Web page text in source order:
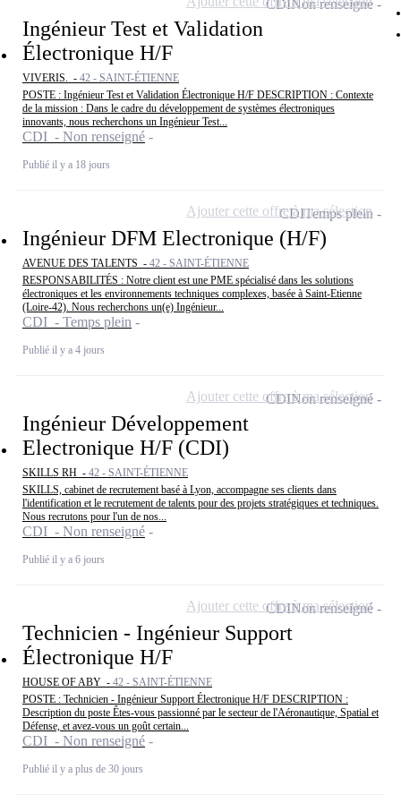
Ingénieur Test et Validation
Électronique H/F
VIVERIS. - 42 - SAINT-ÉTIENNE
POSTE : Ingénieur Test et Validation Électronique H/F DESCRIPTION : Contexte
de la mission : Dans le cadre du développement de systèmes électroniques
innovants, nous recherchons un Ingénieur Test...
CDI - Non renseigné
Publié il y a 18 jours
CDINon renseigné
Ingénieur DFM Electronique (H/F)
AVENUE DES TALENTS - 42 - SAINT-ÉTIENNE
RESPONSABILITÉS : Notre client est une PME spécialisé dans les solutions
électroniques et les environnements techniques complexes, basée à Saint-Etienne
(Loire-42). Nous recherchons un(e) Ingénieur...
CDI - Temps plein
Publié il y a 4 jours
CDITemps plein
Ajouter cette offre à ma sélection
Ingénieur Développement
Electronique H/F (CDI)
SKILLS RH - 42 - SAINT-ÉTIENNE
SKILLS, cabinet de recrutement basé à Lyon, accompagne ses clients dans
l'identification et le recrutement de talents pour des projets stratégiques et techniques.
Nous recrutons pour l'un de nos...
CDI - Non renseigné
Publié il y a 6 jours
CDINon renseigné
Ajouter cette offre à ma sélection
Technicien - Ingénieur Support
Électronique H/F
HOUSE OF ABY - 42 - SAINT-ÉTIENNE
POSTE : Technicien - Ingénieur Support Électronique H/F DESCRIPTION :
Description du poste Êtes-vous passionné par le secteur de l'Aéronautique, Spatial et
Défense, et avez-vous un goût certain...
CDI - Non renseigné
Publié il y a plus de 30 jours
CDINon renseigné
Ajouter cette offre à ma sélection